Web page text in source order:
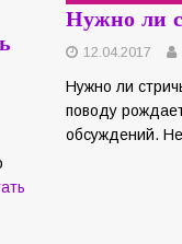
Нужно ли
12.04.2017
Нужно ли
поводу
обсуждений.